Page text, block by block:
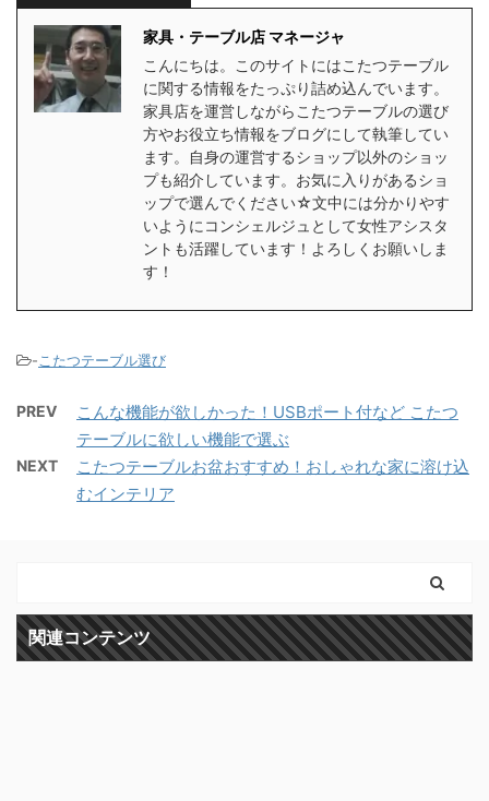
家具・テーブル店 マネージャ
こんにちは。このサイトにはこたつテーブル
に関する情報をたっぷり詰め込んでいます。
家具店を運営しながらこたつテーブルの選び
方やお役立ち情報をブログにして執筆してい
ます。自身の運営するショップ以外のショッ
プも紹介しています。お気に入りがあるショ
ップで選んでください☆文中には分かりやす
いようにコンシェルジュとして女性アシスタ
ントも活躍しています！よろしくお願いしま
す！
- こたつテーブル選び
PREV
こんな機能が欲しかった！USBポート付など こたつ
テーブルに欲しい機能で選ぶ
NEXT
こたつテーブルお盆おすすめ！おしゃれな家に溶け込
むインテリア
関連コンテンツ